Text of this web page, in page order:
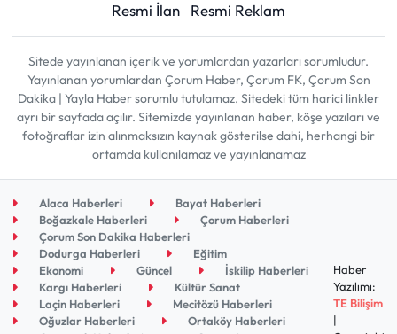
Resmi İlan
Resmi Reklam
Sitede yayınlanan içerik ve yorumlardan yazarları sorumludur.
Yayınlanan yorumlardan Çorum Haber, Çorum FK, Çorum Son
Dakika | Yayla Haber sorumlu tutulamaz. Sitedeki tüm harici linkler
ayrı bir sayfada açılır. Sitemizde yayınlanan haber, köşe yazıları ve
fotoğraflar izin alınmaksızın kaynak gösterilse dahi, herhangi bir
ortamda kullanılamaz ve yayınlanamaz
Alaca Haberleri
Bayat Haberleri
Boğazkale Haberleri
Çorum Haberleri
Çorum Son Dakika Haberleri
Dodurga Haberleri
Eğitim
Ekonomi
Güncel
İskilip Haberleri
Kargı Haberleri
Kültür Sanat
Laçin Haberleri
Mecitözü Haberleri
Oğuzlar Haberleri
Ortaköy Haberleri
Haber
Yazılımı:
TE Bilişim
|